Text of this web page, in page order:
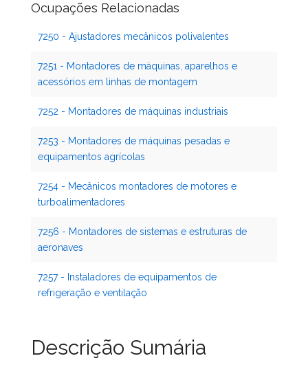
Ocupações Relacionadas
7250 - Ajustadores mecânicos polivalentes
7251 - Montadores de máquinas, aparelhos e
acessórios em linhas de montagem
7252 - Montadores de máquinas industriais
7253 - Montadores de máquinas pesadas e
equipamentos agrícolas
7254 - Mecânicos montadores de motores e
turboalimentadores
7256 - Montadores de sistemas e estruturas de
aeronaves
7257 - Instaladores de equipamentos de
refrigeração e ventilação
Descrição Sumária